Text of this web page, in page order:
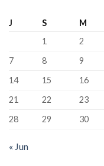
J S M
1
2
7
8 9
14
15 16
21
22 23
28
29 30
« Jun